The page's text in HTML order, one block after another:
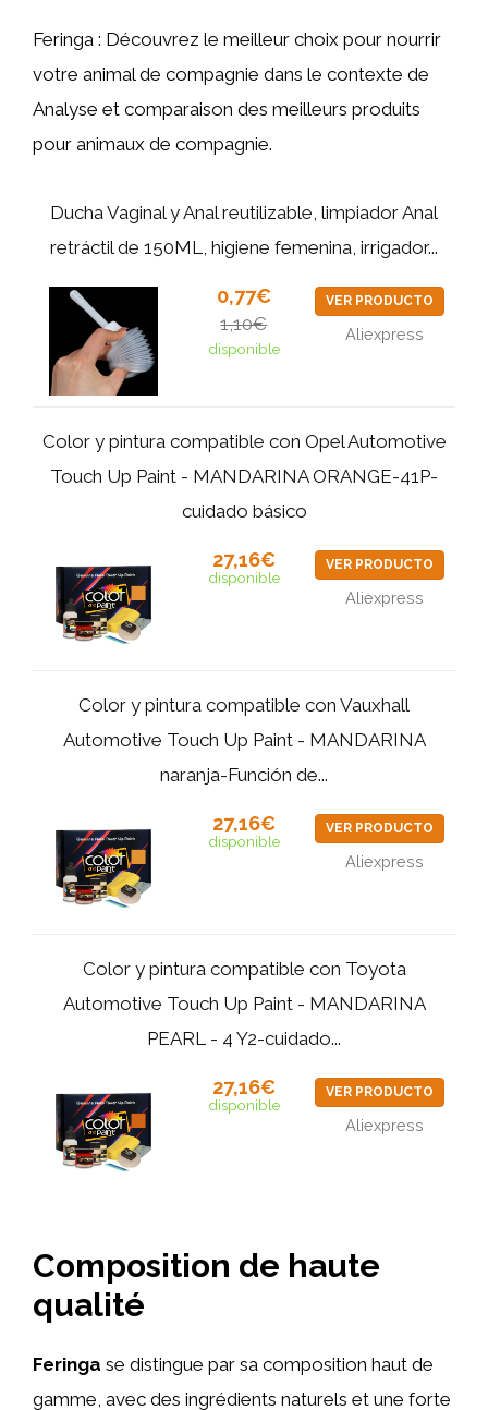
Feringa : Découvrez le meilleur choix pour nourrir
votre animal de compagnie dans le contexte de
Analyse et comparaison des meilleurs produits
pour animaux de compagnie.
Ducha Vaginal y Anal reutilizable, limpiador Anal
retráctil de 150ML, higiene femenina, irrigador...
0,77€
1,10€
disponible
VER PRODUCTO
Aliexpress
Color y pintura compatible con Opel Automotive
Touch Up Paint - MANDARINA ORANGE-41P-
cuidado básico
27,16€
disponible
VER PRODUCTO
Aliexpress
Color y pintura compatible con Vauxhall
Automotive Touch Up Paint - MANDARINA
naranja-Función de...
27,16€
disponible
VER PRODUCTO
Aliexpress
Color y pintura compatible con Toyota
Automotive Touch Up Paint - MANDARINA
PEARL - 4 Y2-cuidado...
27,16€
disponible
VER PRODUCTO
Aliexpress
Composition de haute
qualité
Feringa se distingue par sa composition haut de
gamme, avec des ingrédients naturels et une forte